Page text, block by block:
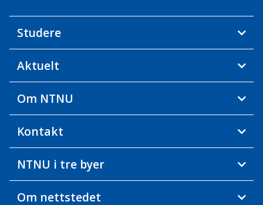
Studere
Aktuelt
Om NTNU
Kontakt
NTNU i tre byer
Om nettstedet